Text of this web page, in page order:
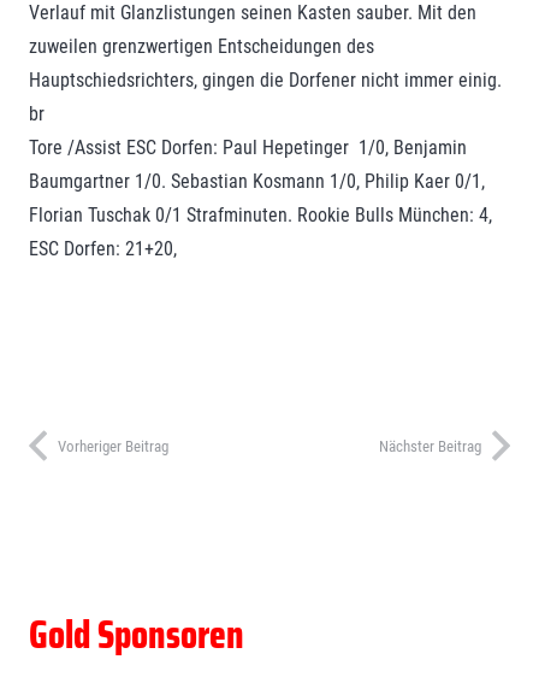
Verlauf mit Glanzlistungen seinen Kasten sauber. Mit den
zuweilen grenzwertigen Entscheidungen des
Hauptschiedsrichters, gingen die Dorfener nicht immer einig.
br
Tore /Assist ESC Dorfen: Paul Hepetinger 1/0, Benjamin
Baumgartner 1/0. Sebastian Kosmann 1/0, Philip Kaer 0/1,
Florian Tuschak 0/1 Strafminuten. Rookie Bulls München: 4,
ESC Dorfen: 21+20,
Vorheriger Beitrag Nächster Beitrag
Gold Sponsoren